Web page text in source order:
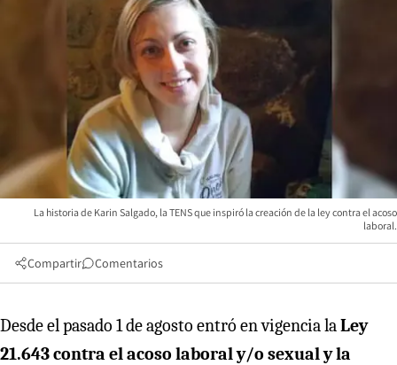
La historia de Karin Salgado, la TENS que inspiró la creación de la ley contra el acoso
laboral.
Compartir Comentarios
Desde el pasado 1 de agosto entró en vigencia laLey
21.643contra elacoso laboral y/o sexual y la